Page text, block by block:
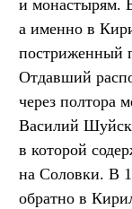
и монастырям.
а именно в
постриженный
Отдавший
через полтора
Василий
в которой
на Соловки. В
обратно в